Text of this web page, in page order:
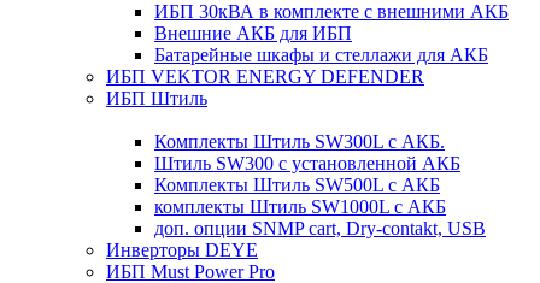
ИБП 30кВА в комплекте с внешними АКБ
Внешние АКБ для ИБП
Батарейные шкафы и стеллажи для АКБ
ИБП VEKTOR ENERGY DEFENDER
ИБП Штиль
Комплекты Штиль SW300L с АКБ.
Штиль SW300 с установленной АКБ
Комплекты Штиль SW500L с АКБ
комплекты Штиль SW1000L с АКБ
доп. опции SNMP cart, Dry-contakt, USB
Инверторы DEYE
ИБП Must Power Pro